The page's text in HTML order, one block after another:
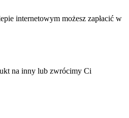
internetowym możesz zapłacić w
na inny lub zwrócimy Ci